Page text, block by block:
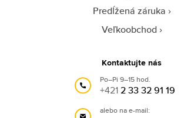
Predĺžená záruka
Veľkoobchod
Kontaktujte nás
Po–Pi 9–15 hod.
+4212 33 32 91 19
alebo na e-mail: